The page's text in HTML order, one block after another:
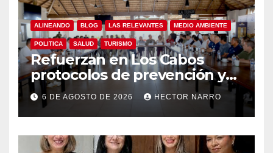
ALINEANDO BLOG LAS RELEVANTES MEDIO AMBIENTE
POLITICA SALUD TURISMO
Refuerzan en Los Cabos
protocolos de prevención y
rescate en playas ante oleaje
y temporada de ciclones
6 DE AGOSTO DE 2026 HECTOR NARRO